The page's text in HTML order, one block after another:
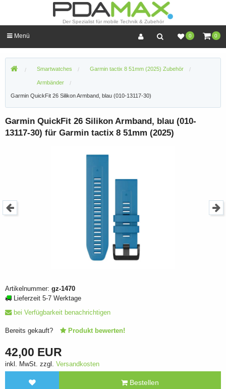
Der Spezialist für mobile Technik & Zubehör
0 0
Menü
Smartwatches Garmin tactix 8 51mm (2025) Zubehör
Armbänder
Garmin QuickFit 26 Silikon Armband, blau (010-13117-30)
Garmin QuickFit 26 Silikon Armband, blau (010-
13117-30) für Garmin tactix 8 51mm (2025)
Artikelnummer: gz-1470
Lieferzeit 5-7 Werktage
bei Verfügbarkeit benachrichtigen
Bereits gekauft? Produkt bewerten!
42,00 EUR
inkl. MwSt. zzgl. Versandkosten
Bestellen